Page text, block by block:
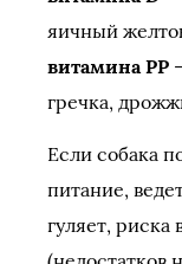
яичный
витамина PP
гречка,
Если собака
питание,
гуляет, риска